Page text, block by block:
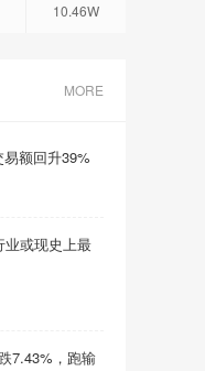
10.46W
MORE
易额回升39%
业或现史上最
7.43%，跑输